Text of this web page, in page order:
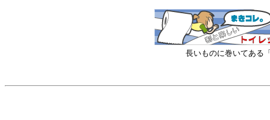
長いものに巻いてある